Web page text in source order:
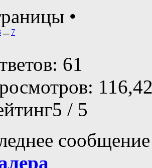
•
... 7
61
/ 5